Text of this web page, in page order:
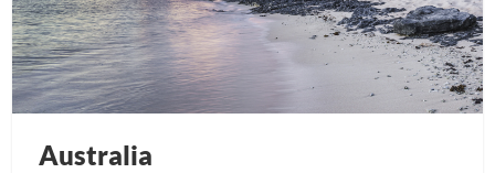
Australia